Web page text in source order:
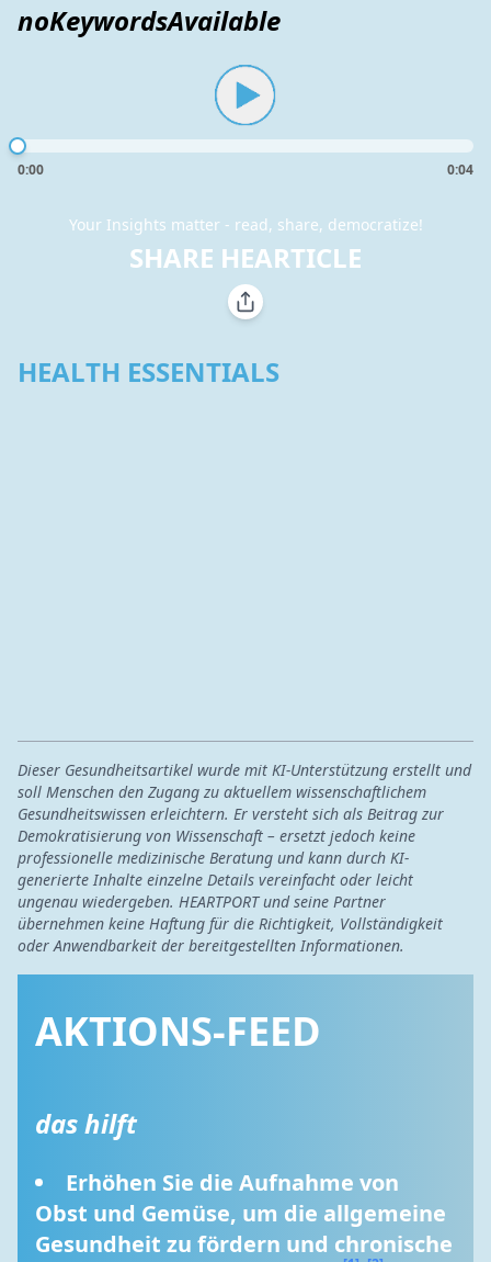
noKeywordsAvailable
0:00 0:04
Your Insights matter - read, share, democratize!
SHARE HEARTICLE
HEALTH ESSENTIALS
Dieser Gesundheitsartikel wurde mit KI-Unterstützung erstellt und
soll Menschen den Zugang zu aktuellem wissenschaftlichem
Gesundheitswissen erleichtern. Er versteht sich als Beitrag zur
Demokratisierung von Wissenschaft – ersetzt jedoch keine
professionelle medizinische Beratung und kann durch KI-
generierte Inhalte einzelne Details vereinfacht oder leicht
ungenau wiedergeben. HEARTPORT und seine Partner
übernehmen keine Haftung für die Richtigkeit, Vollständigkeit
oder Anwendbarkeit der bereitgestellten Informationen.
AKTIONS-FEED
das hilft
Erhöhen Sie die Aufnahme von
Obst und Gemüse, um die allgemeine
Gesundheit zu fördern und chronische